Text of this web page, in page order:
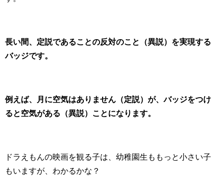
長い間、定説であることの反対のこと（異説）を実現する
バッジです。
例えば、月に空気はありません（定説）が、バッジをつけ
ると空気がある（異説）ことになります。
ドラえもんの映画を観る子は、幼稚園生ももっと小さい子
もいますが、わかるかな？